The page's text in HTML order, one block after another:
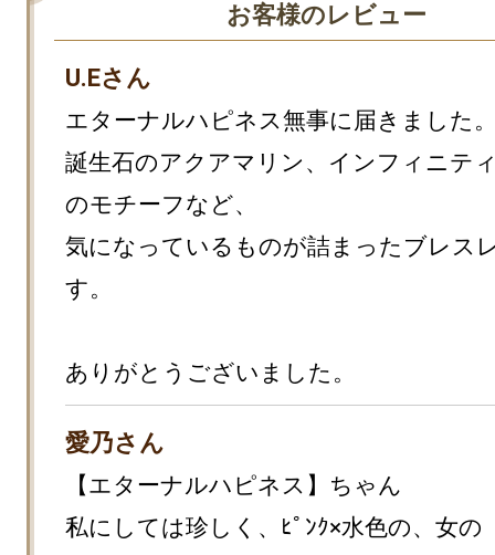
お客様のレビュー
U.Eさん
エターナルハピネス無事に届きました
誕生石のアクアマリン、インフィニテ
のモチーフなど、
気になっているものが詰まったブレス
す。
ありがとうございました。
愛乃さん
【エターナルハピネス】ちゃん
私にしては珍しく、ﾋﾟﾝｸ×水色の、女の